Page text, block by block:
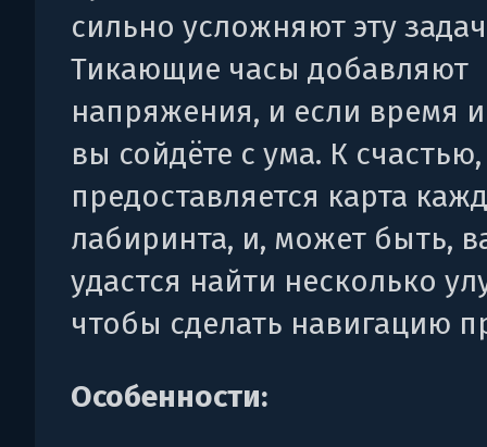
сильно усложняют эту
Тикающие часы добавляют
напряжения, и если время
вы сойдёте с ума. К
предоставляется карта
лабиринта, и, может быть,
удастся найти несколько
чтобы сделать навигацию
Особенности: